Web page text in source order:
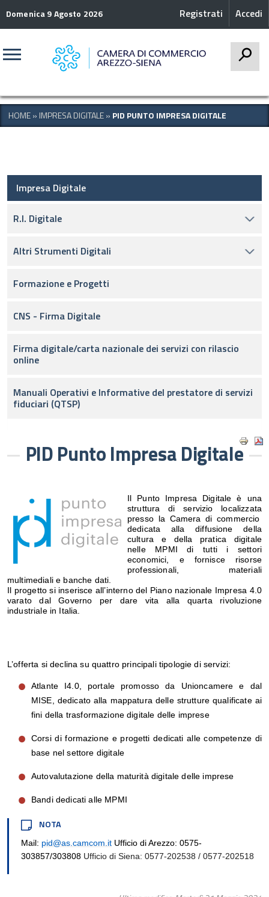
Domenica 9 Agosto 2026 Accedi
Registrati
HOME» IMPRESA DIGITALE» PID PUNTO IMPRESA DIGITALE
Impresa Digitale
R.I. Digitale
Altri Strumenti Digitali
Formazione e Progetti
CNS - Firma Digitale
Firma digitale/carta nazionale dei servizi con rilascio
online
Manuali Operativi e Informative del prestatore di servizi
fiduciari (QTSP)
PID Punto Impresa Digitale
Il Punto Impresa Digitaleè una
struttura di servizio localizzata
presso la Camera dicommercio
dedicata alladiffusione della
cultura e della pratica digitale
nelle MPMIdi tutti i settori
economici, e forniscerisorse
professionali, materiali
multimediali e banche dati
Il progetto si inserisce all’interno del Piano nazionale Impresa 4.0
varato dal Governo per dare vita alla quarta rivoluzione
industriale in Italia.
L’offerta si declina su quattro principali tipologie di servizi:
Atlante I4.0, portale promosso da Unioncamere e dal
MISE, dedicato alla mappatura delle strutture qualificate ai
fini della trasformazione digitale delle imprese
Corsi di formazione e progetti dedicati alle competenze di
base nel settore digitale
Autovalutazione della maturità digitale delle imprese
Bandi dedicati alle MPMI
NOTA
Mail: pid@as.camcom.it Ufficio di Arezzo: 0575-
303857/303808 Ufficio di Siena: 0577-202538 / 0577-202518